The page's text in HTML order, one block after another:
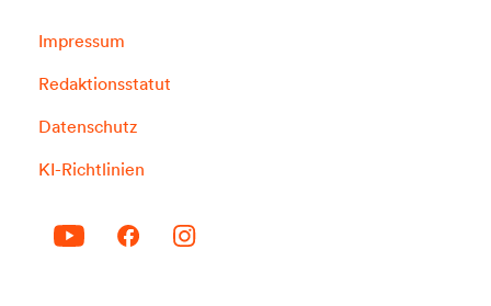
Impressum
Redaktionsstatut
Datenschutz
KI-Richtlinien